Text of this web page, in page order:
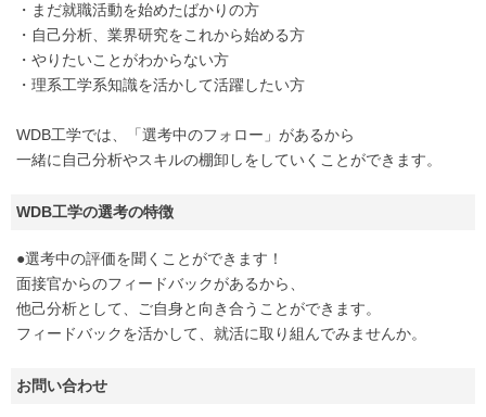
・まだ就職活動を始めたばかりの方
・自己分析、業界研究をこれから始める方
・やりたいことがわからない方
・理系工学系知識を活かして活躍したい方
WDB工学では、「選考中のフォロー」があるから
一緒に自己分析やスキルの棚卸しをしていくことができます。
WDB工学の選考の特徴
●選考中の評価を聞くことができます！
面接官からのフィードバックがあるから、
他己分析として、ご自身と向き合うことができます。
フィードバックを活かして、就活に取り組んでみませんか。
お問い合わせ